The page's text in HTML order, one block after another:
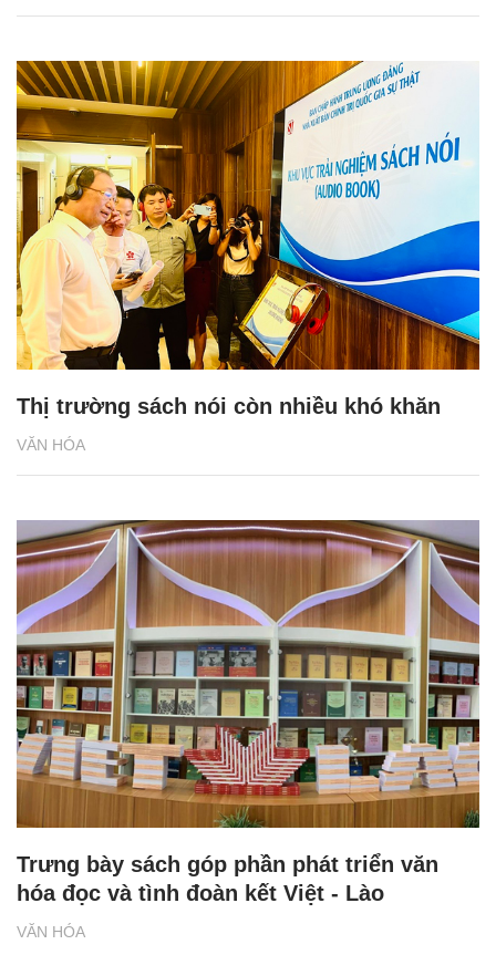
VĂN HÓA
Thị trường sách nói còn nhiều khó khăn
VĂN HÓA
Trưng bày sách góp phần phát triển văn
hóa đọc và tình đoàn kết Việt - Lào